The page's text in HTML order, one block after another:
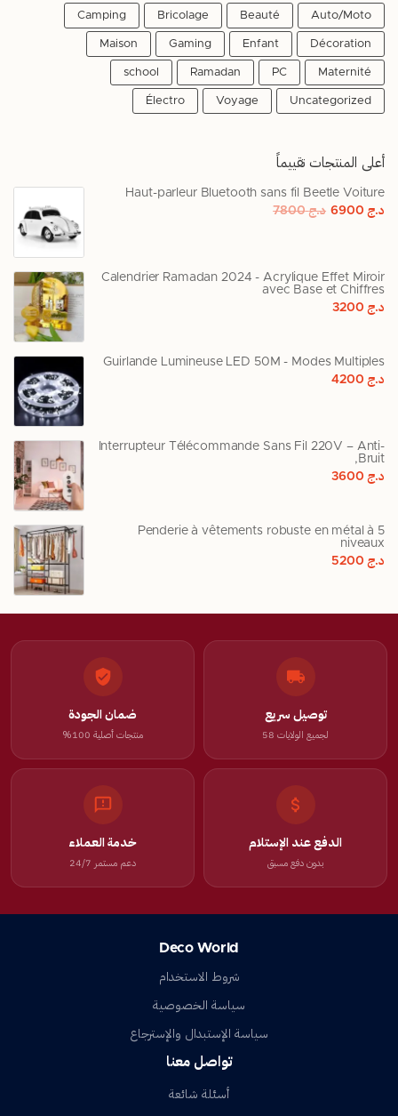
Auto/Moto
Beauté
Bricolage
Camping
Décoration
Enfant
Gaming
Maison
Maternité
PC
Ramadan
school
Uncategorized
Voyage
Électro
أعلى المنتجات تقييماً
Haut-parleur Bluetooth sans fil Beetle Voiture
د.ج6900 د.ج7800
Calendrier Ramadan 2024 - Acrylique Effet Miroir
avec Base et Chiffres
د.ج3200
Guirlande Lumineuse LED 50M - Modes Multiples
د.ج4200
Interrupteur Télécommande Sans Fil 220V – Anti-
Bruit,
د.ج3600
Penderie à vêtements robuste en métal à 5
niveaux
د.ج5200
توصيل سريع
لجميع الولايات 58
ضمان الجودة
منتجات أصلية 100%
الدفع عند الإستلام
بدون دفع مسبق
خدمة العملاء
دعم مستمر 24/7
Deco World
شروط الاستخدام
سياسة الخصوصية
سياسة الإستبدال والإسترجاع
تواصل معنا
أسئلة شائعة